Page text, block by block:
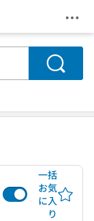
メ
検索
一括
お気
に入
り